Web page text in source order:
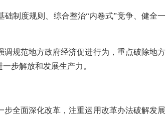
制度规则、综合整治“内卷式”竞争、健全一
规范地方政府经济促进行为，重点破除地方
步解放和发展生产力。
全面深化改革，注重运用改革办法破解发展